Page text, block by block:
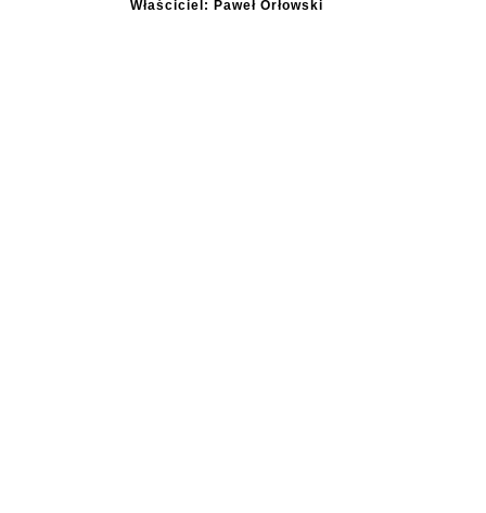
Właściciel: Paweł Orłowski